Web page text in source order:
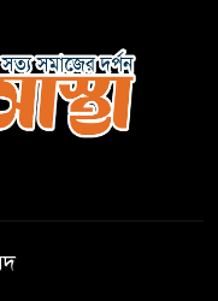
না পেয়ে সচিবালয়
দলের নেতারা
দিয়েছে শেখ হাসিনা
আটকে দিলো